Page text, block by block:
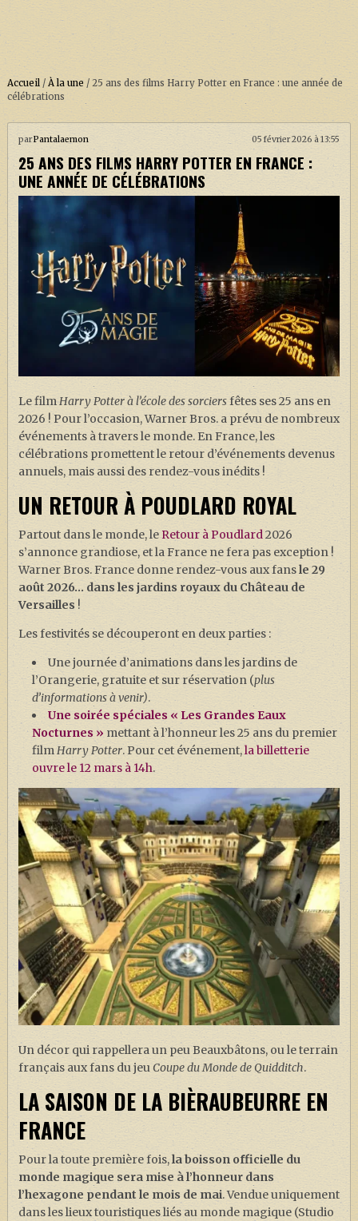
ACCUEIL
À PROPOS
SOUTENEZ-NOUS !
LA SÉRIE HARRY POTTER (REBOOT)
HARRY POTTER : LIVRES
BIOPICS DE HARRY POTTER
LES ANIMAUX FANTASTIQUES
ARTISANAT MOLDU
FANDOM
CULTURE
PODCASTS
LES GRANDS ARTICLES DE LA GAZETTE
DOSSIERS
JEUX
Accueil/ À la une / 25 ans des films Harry Potter en France : une année de
célébrations
parPantalaemon 05 février 2026 à 13:55
25 ANS DES FILMS HARRY POTTER EN FRANCE :
UNE ANNÉE DE CÉLÉBRATIONS
Le filmHarry Potter à l’école des sorciersfêtes ses 25 ans en
2026 ! Pour l’occasion, Warner Bros. a prévu de nombreux
événements à travers le monde. En France, les
célébrations promettent le retour d’événements devenus
annuels, mais aussi des rendez-vous inédits !
UN RETOUR À POUDLARD ROYAL
Partout dans le monde, leRetour à Poudlard2026
s’annonce grandiose, et la France ne fera pas exception !
Warner Bros. France donne rendez-vous aux fansle 29
août 2026… dans les jardins royaux du Château de
Versailles !​
Les festivités se découperont en deux parties :
Une journée d’animations dans les jardins de
l’Orangerie, gratuite et sur réservation (plus
d’informations à venir).​
Une soirée spéciales « Les Grandes Eaux
Nocturnes » mettant à l’honneur les 25 ans du premier
filmHarry Potter. Pour cet événement,la billetterie
ouvre le 12 mars à 14h.
Un décor qui rappellera un peu Beauxbâtons, ou le terrain
français aux fans du jeuCoupe du Monde de Quidditch.
LA SAISON DE LA BIÈRAUBEURRE EN
FRANCE
Pour la toute première fois,la boisson officielle du
monde magique sera mise à l’honneur dans
l’hexagone pendant le mois de mai. Vendue uniquement
dans les lieux touristiques liés au monde magique (Studio